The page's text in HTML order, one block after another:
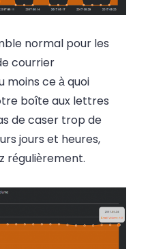
normal pour les
courrier
moins ce à quoi
boîte aux lettres
de caser trop de
jours et heures,
régulièrement.